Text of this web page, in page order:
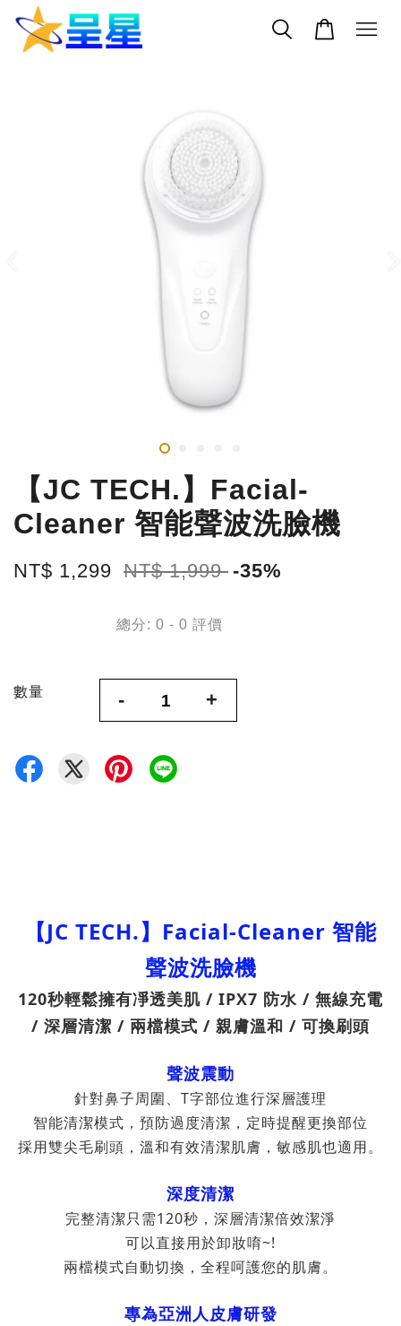
【JC TECH.】Facial-
Cleaner 智能聲波洗臉機
NT$ 1,299 NT$ 1,999 -35%
總分: 0 - 0 評價
數量 - +
【JC TECH.】Facial-Cleaner 智能
聲波洗臉機
120秒輕鬆擁有凈透美肌 / IPX7 防水 / 無線充電
/ 深層清潔 / 兩檔模式 / 親膚溫和 / 可換刷頭
聲波震動
針對鼻子周圍、T字部位進行深層護理
智能清潔模式，預防過度清潔，定時提醒更換部位
採用雙尖毛刷頭，溫和有效清潔肌膚，敏感肌也適用。
深度清潔
完整清潔只需120秒，深層清潔倍效潔淨
可以直接用於卸妝唷~!
兩檔模式自動切換，全程呵護您的肌膚。
專為亞洲人皮膚研發